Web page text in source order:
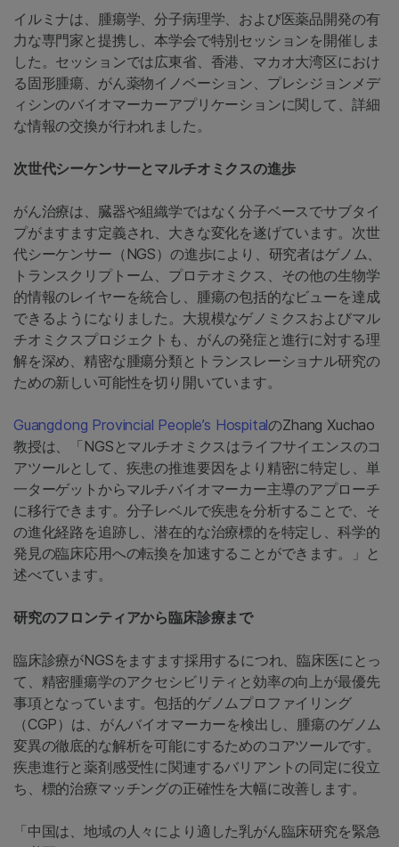
イルミナは、腫瘍学、分子病理学、および医薬品開発の有
力な専門家と提携し、本学会で特別セッションを開催しま
した。セッションでは広東省、香港、マカオ大湾区におけ
る固形腫瘍、がん薬物イノベーション、プレシジョンメデ
ィシンのバイオマーカーアプリケーションに関して、詳細
な情報の交換が行われました。
次世代シーケンサーとマルチオミクスの進歩
がん治療は、臓器や組織学ではなく分子ベースでサブタイ
プがますます定義され、大きな変化を遂げています。次世
代シーケンサー（NGS）の進歩により、研究者はゲノム、
トランスクリプトーム、プロテオミクス、その他の生物学
的情報のレイヤーを統合し、腫瘍の包括的なビューを達成
できるようになりました。大規模なゲノミクスおよびマル
チオミクスプロジェクトも、がんの発症と進行に対する理
解を深め、精密な腫瘍分類とトランスレーショナル研究の
ための新しい可能性を切り開いています。
Guangdong Provincial People’s HospitalのZhang Xuchao
教授は、「NGSとマルチオミクスはライフサイエンスのコ
アツールとして、疾患の推進要因をより精密に特定し、単
一ターゲットからマルチバイオマーカー主導のアプローチ
に移行できます。分子レベルで疾患を分析することで、そ
の進化経路を追跡し、潜在的な治療標的を特定し、科学的
発見の臨床応用への転換を加速することができます。」と
述べています。
研究のフロンティアから臨床診療まで
臨床診療がNGSをますます採用するにつれ、臨床医にとっ
て、精密腫瘍学のアクセシビリティと効率の向上が最優先
事項となっています。包括的ゲノムプロファイリング
（CGP）は、がんバイオマーカーを検出し、腫瘍のゲノム
変異の徹底的な解析を可能にするためのコアツールです。
疾患進行と薬剤感受性に関連するバリアントの同定に役立
ち、標的治療マッチングの正確性を大幅に改善します。
「中国は、地域の人々により適した乳がん臨床研究を緊急